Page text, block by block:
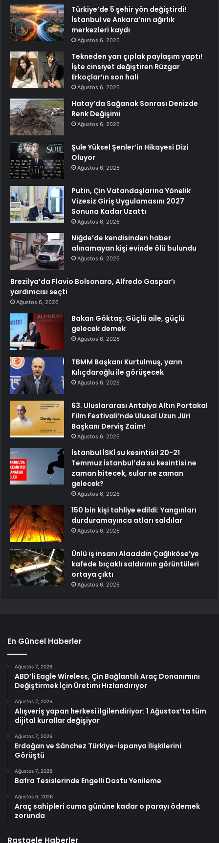
Türkiye’de 5 şehir yön değiştirdi!
İstanbul ve Ankara’nın ağırlık
merkezleri kaydı
Ağustos 6, 2026
Tekneden yarı çıplak paylaşım yaptı!
İşte cinsiyet değiştiren Rüzgar
Erkoçlar’ın son hali
Ağustos 6, 2026
Hatay’da Sağanak Sonrası Denizde
Renk Değişimi
Ağustos 6, 2026
Şule Yüksel Şenler’in Hikayesi Dizi
Oluyor
Ağustos 6, 2026
Putin, Çin Vatandaşlarına Yönelik
Vizesiz Giriş Uygulamasını 2027
Sonuna Kadar Uzattı
Ağustos 6, 2026
Niğde’de kendisinden haber
alınamayan kişi evinde ölü bulundu
Ağustos 6, 2026
Brezilya’da Flavio Bolsonaro, Alfredo Gaspar’ı
yardımcısı seçti
Ağustos 6, 2026
Bakan Göktaş: Güçlü aile, güçlü
gelecek demek
Ağustos 6, 2026
TBMM Başkanı Kurtulmuş, yarın
Kılıçdaroğlu ile görüşecek
Ağustos 6, 2026
63. Uluslararası Antalya Altın Portakal
Film Festivali’nde Ulusal Uzun Jüri
Başkanı Derviş Zaim!
Ağustos 6, 2026
İstanbul İSKİ su kesintisi! 20-21
Temmuz İstanbul’da su kesintisi ne
zaman bitecek, sular ne zaman
gelecek?
Ağustos 6, 2026
150 bin kişi tahliye edildi: Yangınları
durduramayınca atları saldılar
Ağustos 6, 2026
Ünlü iş insanı Alaaddin Çağlıköse’ye
kafede bıçaklı saldırının görüntüleri
ortaya çıktı
Ağustos 6, 2026
En Güncel Haberler
Ağustos 7, 2026
ABD’li Eagle Wireless, Çin Bağlantılı Araç Donanımını
Değiştirmek İçin Üretimi Hızlandırıyor
Ağustos 7, 2026
Alışveriş yapan herkesi ilgilendiriyor: 1 Ağustos’ta tüm
dijital kurallar değişiyor
Ağustos 7, 2026
Erdoğan ve Sánchez Türkiye-İspanya İlişkilerini
Görüştü
Ağustos 7, 2026
Bafra Tesislerinde Engelli Dostu Yenileme
Ağustos 6, 2026
Araç sahipleri cuma gününe kadar o parayı ödemek
zorunda
Rastgele Haberler